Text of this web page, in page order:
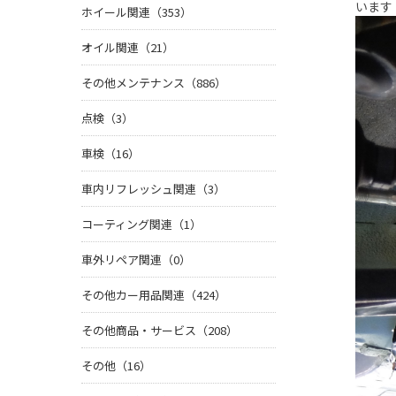
います
ホイール関連（353）
オイル関連（21）
その他メンテナンス（886）
点検（3）
車検（16）
車内リフレッシュ関連（3）
コーティング関連（1）
車外リペア関連（0）
その他カー用品関連（424）
その他商品・サービス（208）
その他（16）